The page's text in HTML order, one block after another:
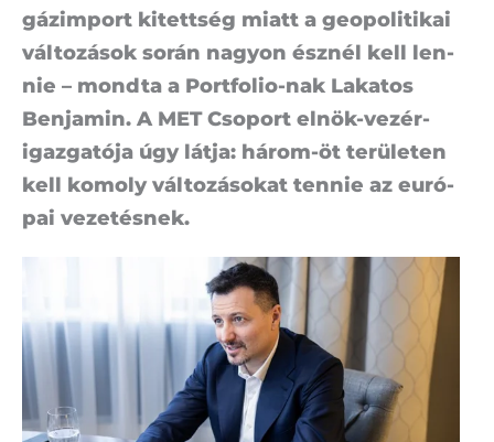
gáz­im­port ki­tett­ség mi­att a geo­po­li­ti­kai
vál­to­zá­sok so­rán na­gyon ész­nél kell len­
nie – mond­ta a Port­fo­lio-nak La­ka­tos
Ben­ja­min. A MET Cso­port el­nök-vezér­
igaz­ga­tó­ja úgy lát­ja: há­rom-öt te­rü­le­ten
kell ko­moly vál­to­zá­so­kat ten­nie az eu­ró­
pai ve­ze­tés­nek.